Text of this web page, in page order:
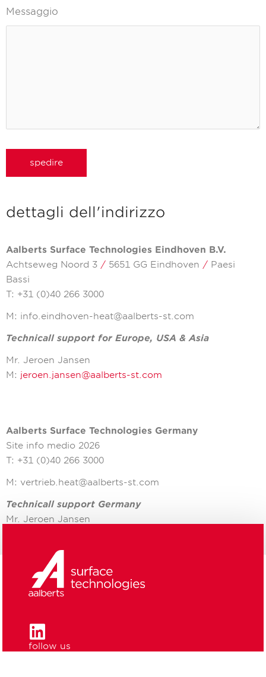
Messaggio
spedire
dettagli dell'indirizzo
Aalberts Surface Technologies Eindhoven B.V.
Achtseweg Noord 3 / 5651 GG Eindhoven / Paesi
Bassi
T: +31 (0)40 266 3000
M: info.eindhoven-heat@aalberts-st.com
Technicall support for Europe, USA & Asia
Mr. Jeroen Jansen
M: jeroen.jansen@aalberts-st.com
Aalberts Surface Technologies Germany
Site info medio 2026
T: +31 (0)40 266 3000
M: vertrieb.heat@aalberts-st.com
Technicall support Germany
Mr. Jeroen Jansen
follow us